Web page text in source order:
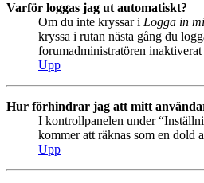
Varför loggas jag ut automatiskt?
Om du inte kryssar i Logga in
kryssa i rutan nästa gång du
forumadministratören
Upp
Hur förhindrar jag att mitt
I kontrollpanelen under
kommer att räknas som en dold
Upp